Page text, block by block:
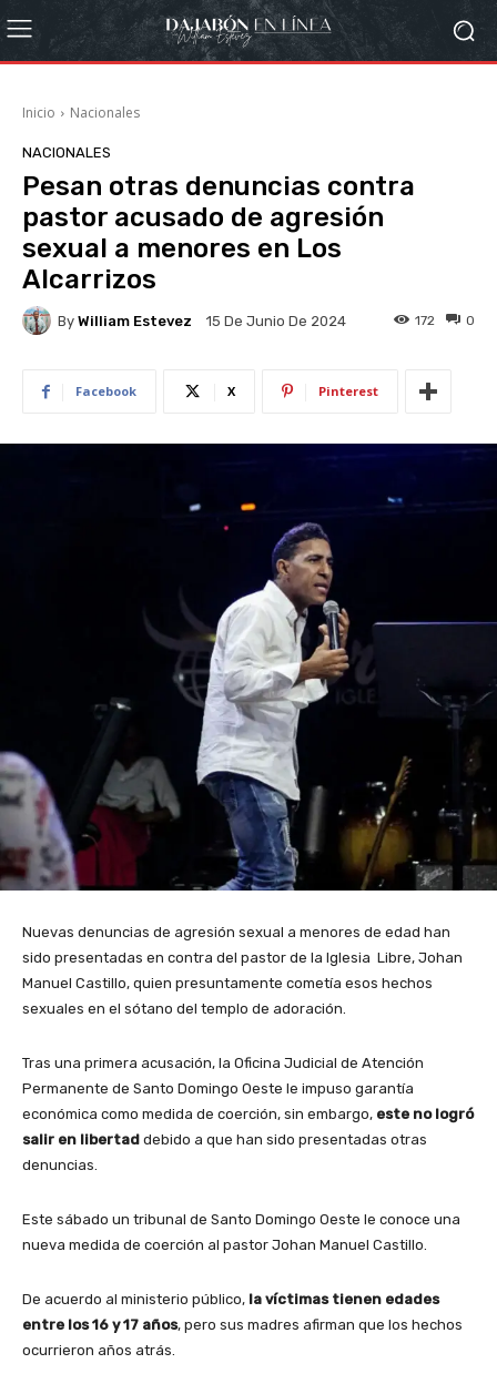
Inicio Nacionales
NACIONALES
Pesan otras denuncias contra
pastor acusado de agresión
sexual a menores en Los
Alcarrizos
By William Estevez 15 De Junio De 2024 0
172
Facebook X Pinterest
Nuevas denuncias de agresión sexual a menores de edad han
sido presentadas en contra del pastor de la Iglesia Libre, Johan
Manuel Castillo, quien presuntamente cometía esos hechos
sexuales en el sótano del templo de adoración.
Tras una primera acusación, la Oficina Judicial de Atención
Permanente de Santo Domingo Oeste le impuso garantía
económica como medida de coerción, sin embargo, este no logró
salir en libertad debido a que han sido presentadas otras
denuncias.
Este sábado un tribunal de Santo Domingo Oeste le conoce una
nueva medida de coerción al pastor Johan Manuel Castillo.
De acuerdo al ministerio público, la víctimas tienen edades
entre los 16 y 17 años, pero sus madres afirman que los hechos
ocurrieron años atrás.